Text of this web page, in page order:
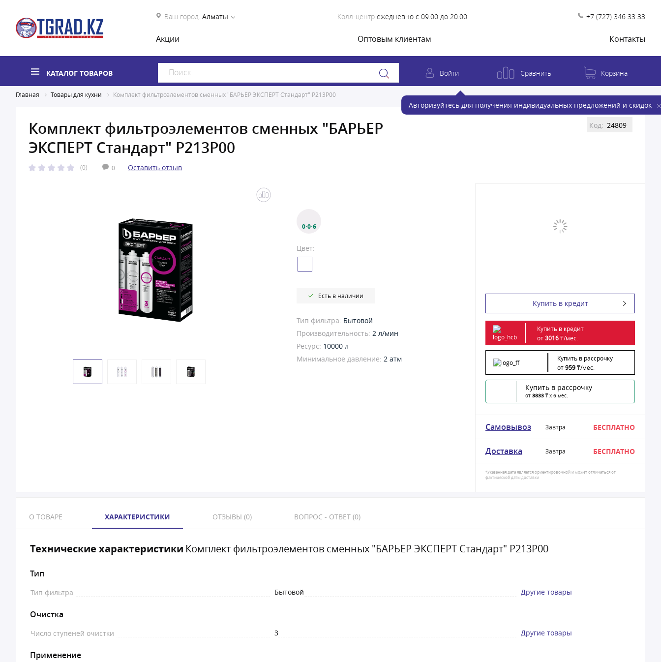
Ваш город: Алматы Колл-центр ежедневно с 09:00 до 20:00 +7 (727) 346 33 33
Акции Оптовым клиентам Контакты
КАТАЛОГ ТОВАРОВ Войти
Авторизуйтесь для получения индивидуальных предложений и скидок
Сравнить Корзина
Главная Товары для кухни Комплект фильтроэлементов сменных "БАРЬЕР ЭКСПЕРТ Стандарт" Р213Р00
Комплект фильтроэлементов сменных "БАРЬЕР
ЭКСПЕРТ Стандарт" Р213Р00
(0) 0 Оставить отзыв
Код: 24809
0·0·6
Цвет:
Есть в наличии
Тип фильтра: Бытовой
Производительность: 2 л/мин
Ресурс: 10000 л
Минимальное давление: 2 атм
Купить в кредит
Купить в кредит
от3016₸/мес.
Купить в рассрочку
от959₸/мес.
Купить в рассрочку
от 3833 ₸ x 6 мес.
Самовывоз Завтра БЕСПЛАТНО
Доставка Завтра БЕСПЛАТНО
*Указанная дата является ориентировочной и может отличаться от
фактической даты доставки
О ТОВАРЕ ХАРАКТЕРИСТИКИ ОТЗЫВЫ (0) ВОПРОС - ОТВЕТ (0)
Технические характеристики Комплект фильтроэлементов сменных "БАРЬЕР ЭКСПЕРТ Стандарт" Р213Р00
Тип
Тип фильтра Бытовой Другие товары
Очистка
Число ступеней очистки 3 Другие товары
Применение